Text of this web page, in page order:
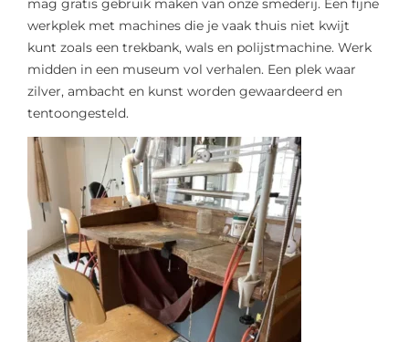
mag gratis gebruik maken van onze smederij. Een fijne
werkplek met machines die je vaak thuis niet kwijt
kunt zoals een trekbank, wals en polijstmachine. Werk
midden in een museum vol verhalen. Een plek waar
zilver, ambacht en kunst worden gewaardeerd en
tentoongesteld.